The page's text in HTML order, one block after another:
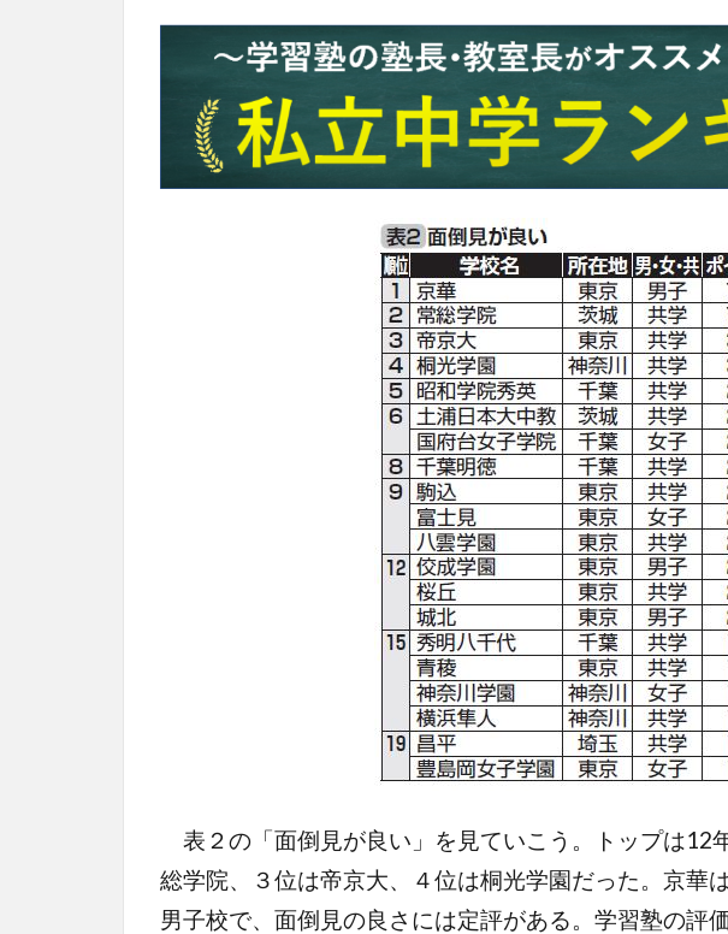
表２の「面倒見が良い」を見ていこう。トップは12
総学院、３位は帝京大、４位は桐光学園だった。京華
男子校で、面倒見の良さには定評がある。学習塾の評